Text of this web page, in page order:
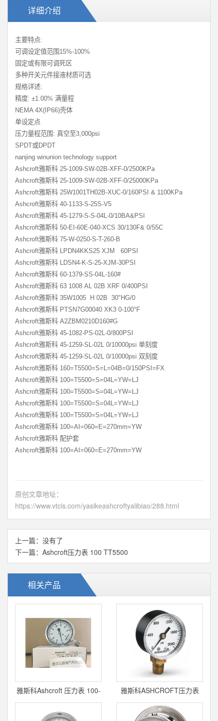
详细介绍
主要特点:
可调设定值范围15%-100%
固定或有限可调死区
多种开关元件接液材质可选
规格详述:
精度: ±1.00% 满量程
NEMA 4X(IP66)壳体
单设定点
压力量程范围: 真空至3,000psi
SPDT或DPDT
nanjing winunion technology support
Ashcroft雅斯科 25-1009-SW-02B-XFF-0/2500KPa
Ashcroft雅斯科 25-1009-SW-02B-XFF-0/25000KPa
Ashcroft雅斯科 25W1001TH02B-XUC-0/160PSI & 1100KPa
Ashcroft雅斯科 40-1133-S-25S-V5
Ashcroft雅斯科 45-1279-S-S-04L-0/10BA&PSI
Ashcroft雅斯科 50-EI-60E-040-XCS 30/130F& 0/55C
Ashcroft雅斯科 75-W-0250-S-T-260-B
Ashcroft雅斯科 LPDN4KKS25 XJM 60PSI
Ashcroft雅斯科 LDSN4-K-S-25-XJM-30PSI
Ashcroft雅斯科 60-1379-SS-04L-160#
Ashcroft雅斯科 63 1008 AL 02B XRF 0/400PSI
Ashcroft雅斯科 35W1005 H 02B 30"HG/0
Ashcroft雅斯科 PTSN7G00040 XK3 0-100°F
Ashcroft雅斯科 A2ZBM0210D160#G
Ashcroft雅斯科 45-1082-PS-02L-0/800PSI
Ashcroft雅斯科 45-1259-SL-02L 0/10000psi 单刻度
Ashcroft雅斯科 45-1259-SL-02L 0/10000psi 双刻度
Ashcroft雅斯科 160=T5500=S=L=04B=0/150PSI=FX
Ashcroft雅斯科 100=T5500=S=04L=YW=LJ
Ashcroft雅斯科 100=T5500=S=04L=YW=LJ
Ashcroft雅斯科 100=T5500=S=04L=YW=LJ
Ashcroft雅斯科 100=T5500=S=04L=YW=LJ
Ashcroft雅斯科 100=AI=060=E=270mm=YW
Ashcroft雅斯科 配护套
Ashcroft雅斯科 100=AI=060=E=270mm=YW
原创文章地址：
https://www.vtcis.com/yasikeashcroftyalibiao/288.html
上一篇：没有了
下一篇： Ashcroft压力表 100 TT5500
相关产品
雅斯科Ashcroft 压力表 100-
1008S
雅斯科ASHCROFT压力表
1005H02L